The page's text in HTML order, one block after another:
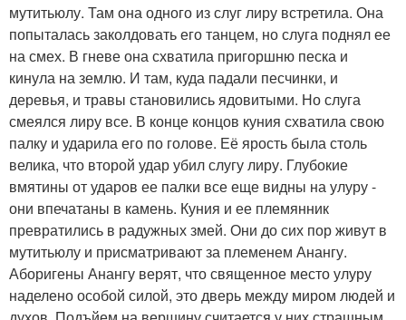
мутитьюлу. Там она одного из слуг лиру встретила. Она
попыталась заколдовать его танцем, но слуга поднял ее
на смех. В гневе она схватила пригоршню песка и
кинула на землю. И там, куда падали песчинки, и
деревья, и травы становились ядовитыми. Но слуга
смеялся лиру все. В конце концов куния схватила свою
палку и ударила его по голове. Её ярость была столь
велика, что второй удар убил слугу лиру. Глубокие
вмятины от ударов ее палки все еще видны на улуру -
они впечатаны в камень. Куния и ее племянник
превратились в радужных змей. Они до сих пор живут в
мутитьюлу и присматривают за племенем Анангу.
Аборигены Анангу верят, что священное место улуру
наделено особой силой, это дверь между миром людей и